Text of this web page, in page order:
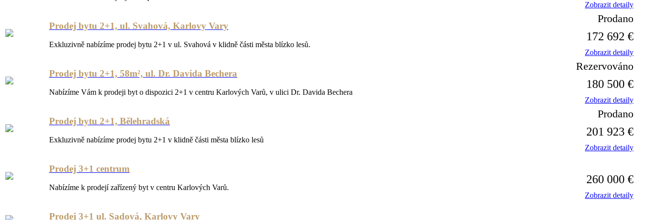
Zobrazit detaily
Prodej bytu 2+1, ul. Svahová, Karlovy Vary
Exkluzivně nabízíme prodej bytu 2+1 v ul. Svahová v klidně části města blízko lesů.
Prodano
172 692 €
Zobrazit detaily
Prodej bytu 2+1, 58m², ul. Dr. Davida Bechera
Nabízíme Vám k prodeji byt o dispozici 2+1 v centru Karlových Varů, v ulici Dr. Davida Bechera
Rezervováno
180 500 €
Zobrazit detaily
Prodej bytu 2+1, Bělehradská
Exkluzivně nabízíme prodej bytu 2+1 v klidně části města blízko lesů
Prodano
201 923 €
Zobrazit detaily
Prodej 3+1 centrum
Nabízíme k prodejí zařízený byt v centru Karlových Varů.
260 000 €
Zobrazit detaily
Prodej 3+1 ul. Sadová, Karlovy Vary